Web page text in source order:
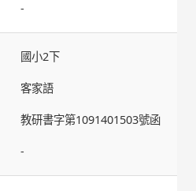
-
國小2下
客家語
教研書字第1091401503號函
-